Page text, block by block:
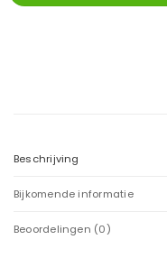
Beschrijving
Bijkomende informatie
Beoordelingen (0)